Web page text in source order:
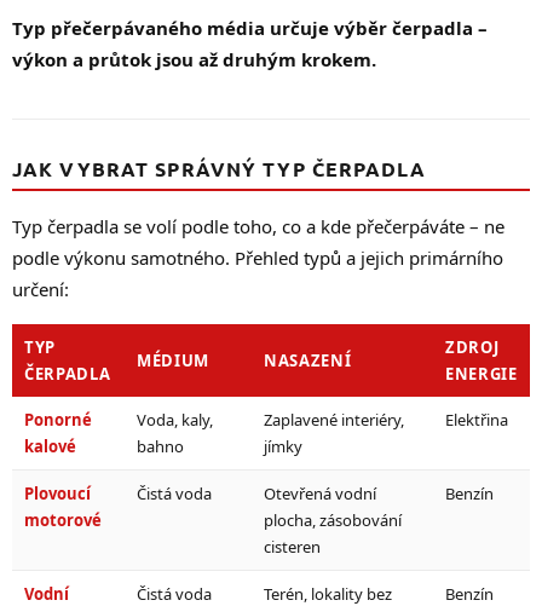
Typ přečerpávaného média určuje výběr čerpadla –
výkon a průtok jsou až druhým krokem.
JAK VYBRAT SPRÁVNÝ TYP ČERPADLA
Typ čerpadla se volí podle toho, co a kde přečerpáváte – ne
podle výkonu samotného. Přehled typů a jejich primárního
určení:
TYP
ČERPADLA
MÉDIUM NASAZENÍ
ZDROJ
ENERGIE
Ponorné
kalové
Voda, kaly,
bahno
Zaplavené interiéry,
jímky
Elektřina
Plovoucí
motorové
Čistá voda
Otevřená vodní
plocha, zásobování
cisteren
Benzín
Vodní
Čistá voda
Terén, lokality bez
Benzín